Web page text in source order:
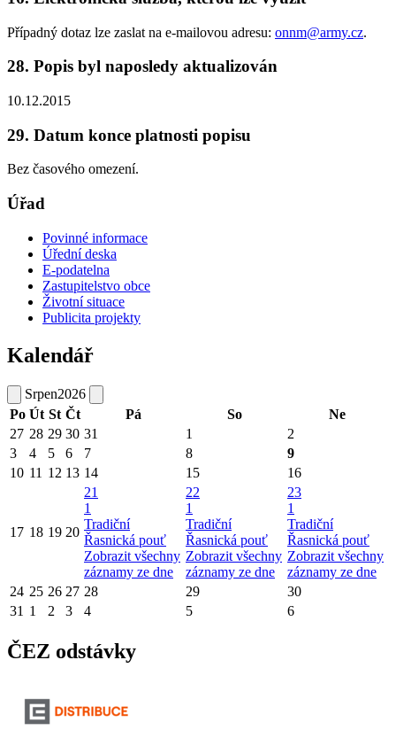
Případný dotaz lze zaslat na e-mailovou adresu: onnm@army.cz.
28. Popis byl naposledy aktualizován
10.12.2015
29. Datum konce platnosti popisu
Bez časového omezení.
Úřad
Povinné informace
Úřední deska
E-podatelna
Zastupitelstvo obce
Životní situace
Publicita projekty
Kalendář
Srpen2026
Po Út St Čt Pá So
Ne
27 28 29 30 31 1
2
3
4 5 6 7 8
9
10 11 12 13 14 15 16
17 18 19 20
21
1
Tradiční
Řasnická pouť
Zobrazit všechny
záznamy ze dne
22
1
Tradiční
Řasnická pouť
Zobrazit všechny
záznamy ze dne
23
1
Tradiční
Řasnická pouť
Zobrazit všechny
záznamy ze dne
24 25 26 27 28 29
30
31 1 2 3 4 5 6
ČEZ odstávky